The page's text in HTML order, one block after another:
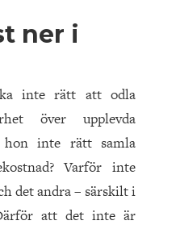
ner i
inte rätt att odla
över upplevda
inte rätt samla
Varför inte
det andra – särskilt i
att det inte är